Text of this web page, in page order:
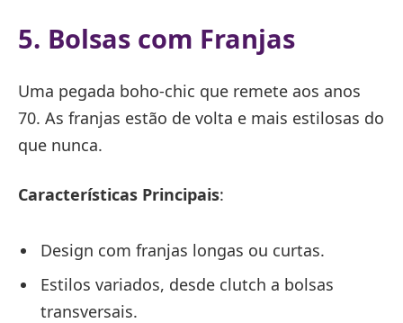
5. Bolsas com Franjas
Uma pegada boho-chic que remete aos anos
70. As franjas estão de volta e mais estilosas do
que nunca.
Características Principais:
Design com franjas longas ou curtas.
Estilos variados, desde clutch a bolsas
transversais.